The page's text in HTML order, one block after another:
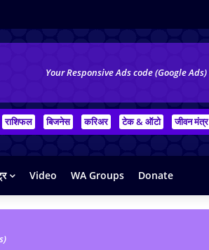
Your Responsive Ads code (Google Ads)
राशिफल बिजनेस करिअर टेक & ऑटो जीवन मंत्र
Video WA Groups Donate